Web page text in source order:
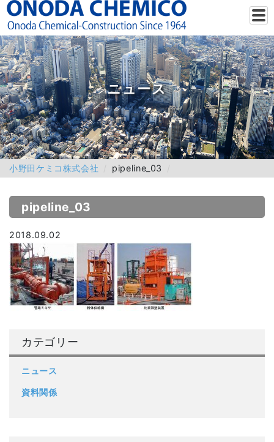
ニュース
小野田ケミコ株式会社 pipeline_03
pipeline_03
2018.09.02
カテゴリー
ニュース
資料関係